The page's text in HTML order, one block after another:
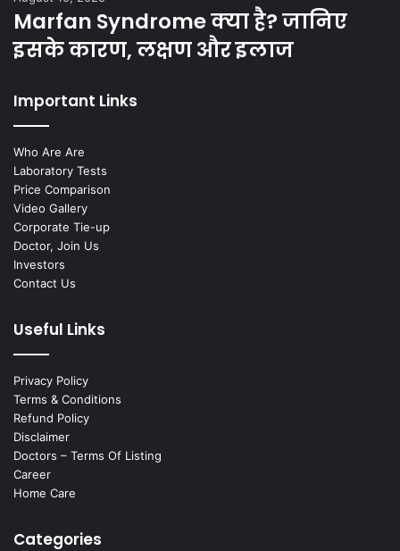
Marfan Syndrome क्या है? जानिए
इसके कारण, लक्षण और इलाज
Important Links
Who Are Are
Laboratory Tests
Price Comparison
Video Gallery
Corporate Tie-up
Doctor, Join Us
Investors
Contact Us
Useful Links
Privacy Policy
Terms & Conditions
Refund Policy
Disclaimer
Doctors – Terms Of Listing
Career
Home Care
Categories